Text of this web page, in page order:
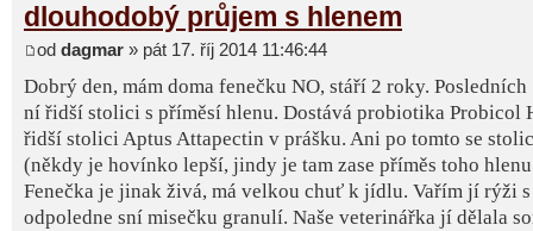
dlouhodobý průjem s hlenem
od dagmar » pát 17. říj 2014 11:46:44
Dobrý den, mám doma fenečku NO, stáří 2 roky.
ní řidší stolici s příměsí hlenu. Dostává probiotika Probicol
řidší stolici Aptus Attapectin v prášku. Ani po tomto se
(někdy je hovínko lepší, jindy je tam zase příměs toho
Fenečka je jinak živá, má velkou chuť k jídlu. Vařím jí rýži s
odpoledne sní misečku granulí. Naše veterinářka jí dělala